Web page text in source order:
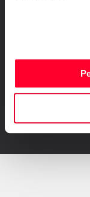
Operador